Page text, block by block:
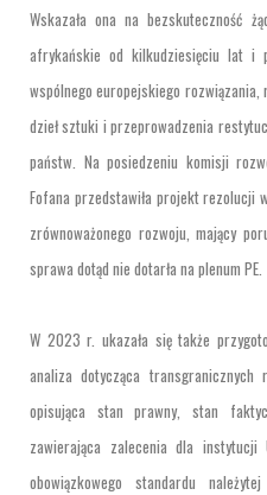
Wskazała ona na bezskuteczność
afrykańskie od kilkudziesięciu lat i
wspólnego europejskiego rozwiązania,
dzieł sztuki i przeprowadzenia
państw. Na posiedzeniu komisji
Fofana przedstawiła projekt rezolucji
zrównoważonego rozwoju, mający
sprawa dotąd nie dotarła na plenum PE.
W 2023 r. ukazała się także
analiza dotycząca transgranicznych
opisująca stan prawny, stan
zawierająca zalecenia dla
obowiązkowego standardu